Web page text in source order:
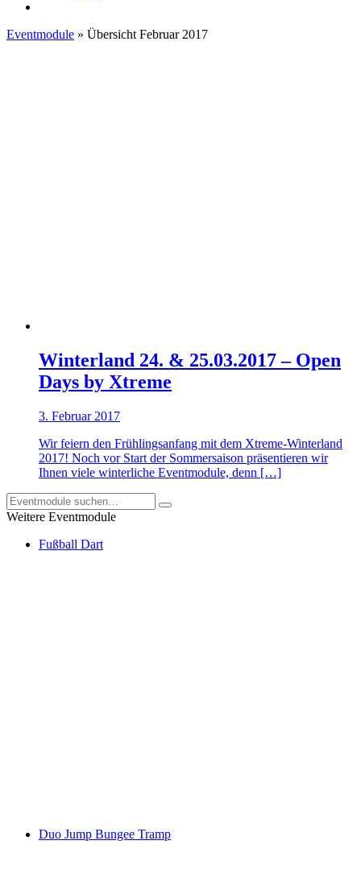
Eventmodule » Übersicht Februar 2017
Winterland 24. & 25.03.2017 – Open
Days by Xtreme
3. Februar 2017
Wir feiern den Frühlingsanfang mit dem Xtreme-Winterland
2017! Noch vor Start der Sommersaison präsentieren wir
Ihnen viele winterliche Eventmodule, denn […]
Weitere Eventmodule
Fußball Dart
Duo Jump Bungee Tramp